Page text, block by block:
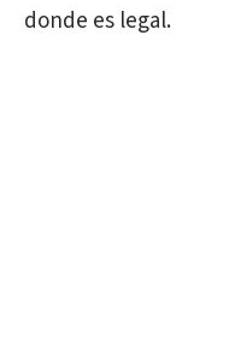
donde es legal.